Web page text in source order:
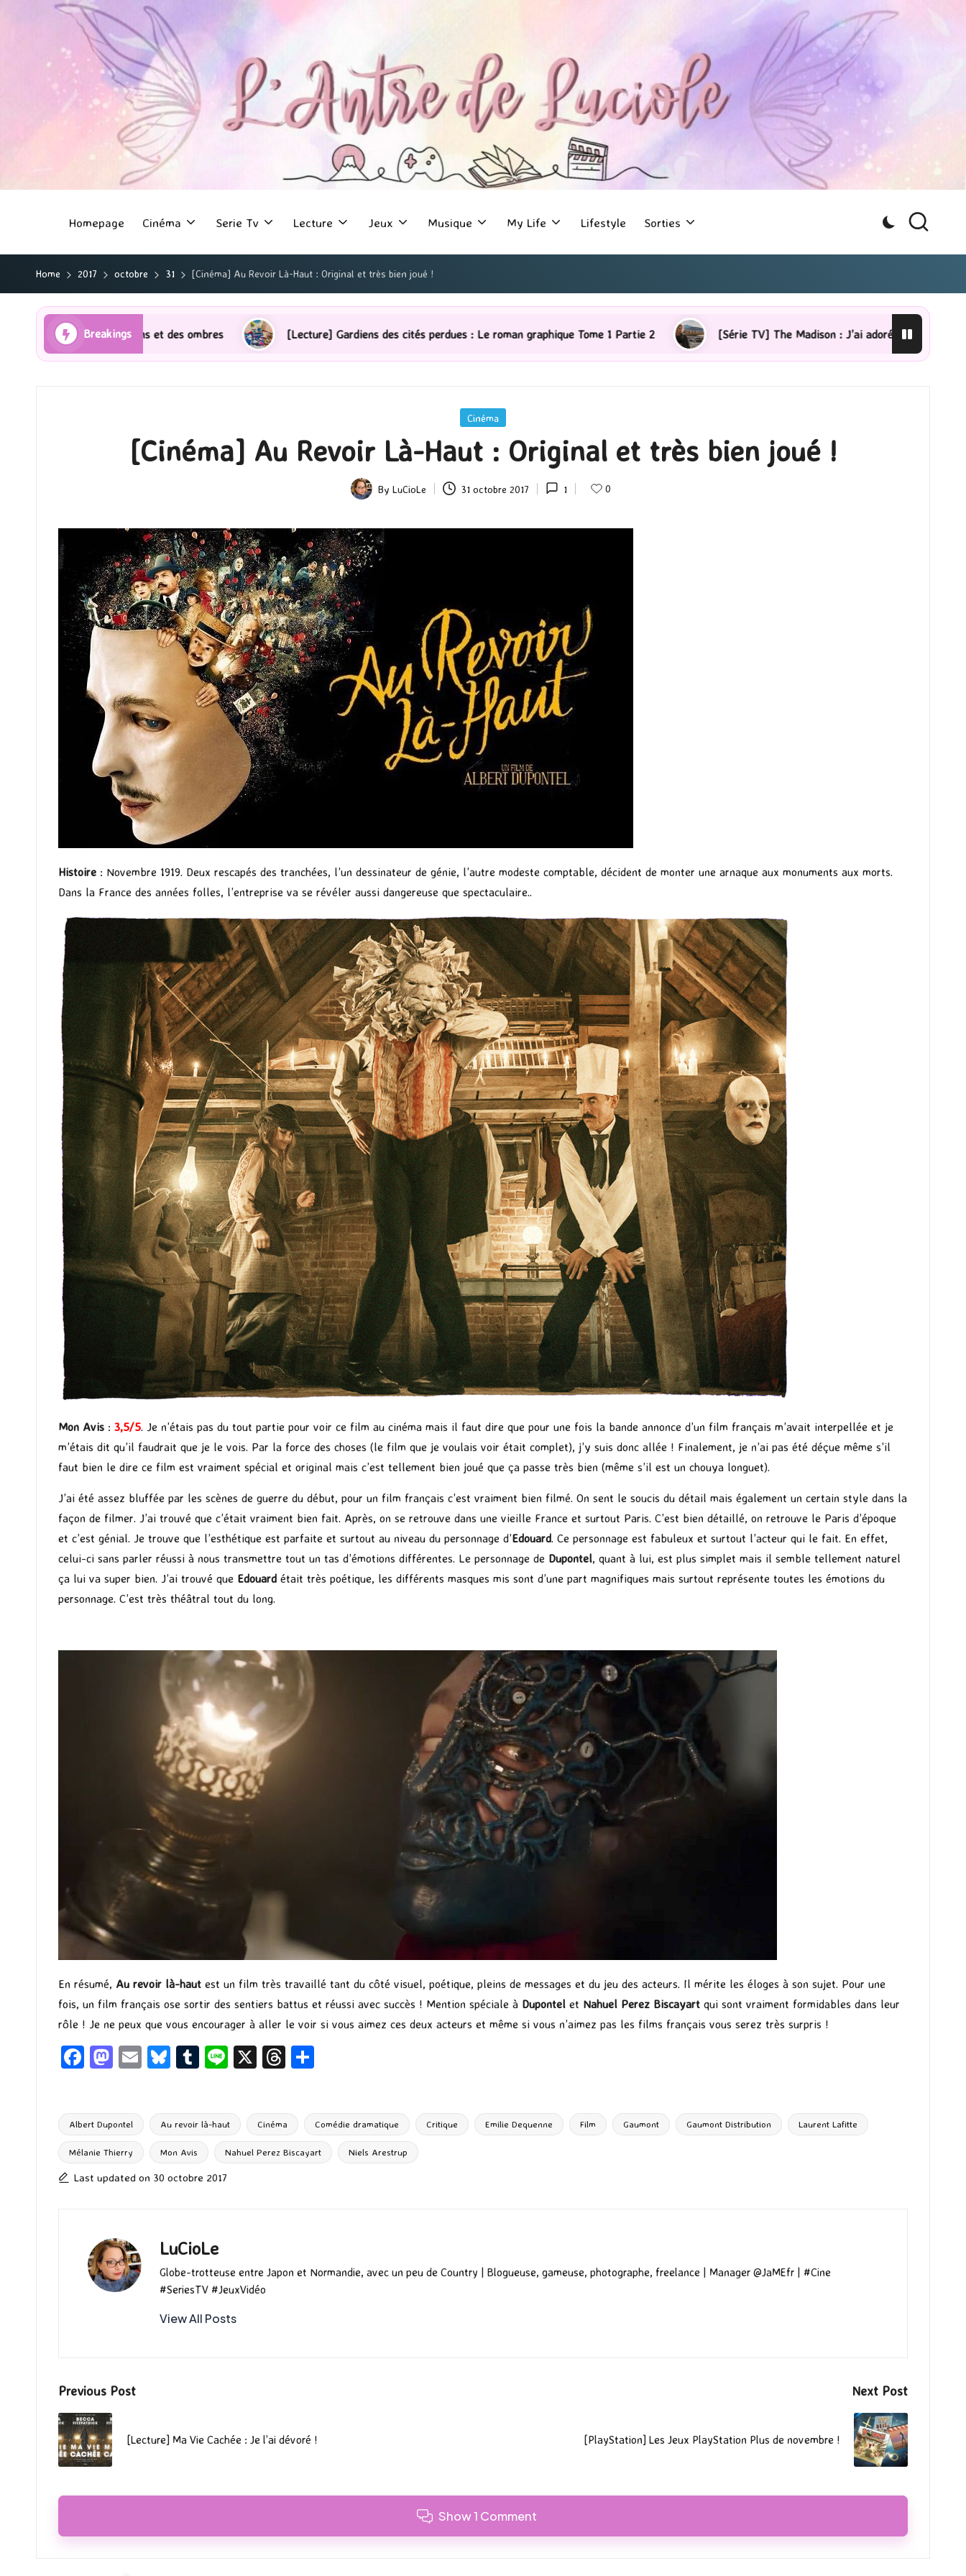
Homepage Cinéma Serie Tv Lecture Jeux Musique My Life Lifestyle Sorties
Home 2017 octobre 31 [Cinéma] Au Revoir Là-Haut : Original et très bien joué !
Breakings
et des ombres [Lecture] Gardiens des cités perdues : Le roman graphique Tome 1 Partie 2 [Série TV] The Madison : J’ai adoré ! [Lecture] La femme de
Posted
Cinéma
[Cinéma] Au Revoir Là-Haut : Original et très bien joué !
Posted
By LuCioLe 31 octobre 2017 1 0
Histoire : Novembre 1919. Deux rescapés des tranchées, l’un dessinateur de génie, l’autre modeste comptable, décident de monter une arnaque aux monuments aux morts.
Dans la France des années folles, l’entreprise va se révéler aussi dangereuse que spectaculaire..
Mon Avis : 3,5/5. Je n’étais pas du tout partie pour voir ce film au cinéma mais il faut dire que pour une fois la bande annonce d’un film français m’avait interpellée et je
m’étais dit qu’il faudrait que je le vois. Par la force des choses (le film que je voulais voir était complet), j’y suis donc allée ! Finalement, je n’ai pas été déçue même s’il
faut bien le dire ce film est vraiment spécial et original mais c’est tellement bien joué que ça passe très bien (même s’il est un chouya longuet).
J’ai été assez bluffée par les scènes de guerre du début, pour un film français c’est vraiment bien filmé. On sent le soucis du détail mais également un certain style dans la
façon de filmer. J’ai trouvé que c’était vraiment bien fait. Après, on se retrouve dans une vieille France et surtout Paris. C’est bien détaillé, on retrouve le Paris d’époque
et c’est génial. Je trouve que l’esthétique est parfaite et surtout au niveau du personnage d’Edouard. Ce personnage est fabuleux et surtout l’acteur qui le fait. En effet,
celui-ci sans parler réussi à nous transmettre tout un tas d’émotions différentes. Le personnage de Dupontel, quant à lui, est plus simplet mais il semble tellement naturel
ça lui va super bien. J’ai trouvé que Edouard était très poétique, les différents masques mis sont d’une part magnifiques mais surtout représente toutes les émotions du
personnage. C’est très théâtral tout du long.
En résumé, Au revoir là-haut est un film très travaillé tant du côté visuel, poétique, pleins de messages et du jeu des acteurs. Il mérite les éloges à son sujet. Pour une
fois, un film français ose sortir des sentiers battus et réussi avec succès ! Mention spéciale à Dupontel et Nahuel Perez Biscayart qui sont vraiment formidables dans leur
rôle ! Je ne peux que vous encourager à aller le voir si vous aimez ces deux acteurs et même si vous n’aimez pas les films français vous serez très surpris !
Fa
o
o
k
M
d
o
n
E
l
Bl
ky
T
bl
r
Li X
T
ds g
er
Tags:
Albert Dupontel Au revoir là-haut Cinéma Comédie dramatique Critique Emilie Dequenne Film Gaumont Gaumont Distribution Laurent Lafitte
Mélanie Thierry Mon Avis Nahuel Perez Biscayart Niels Arestrup
Last updated on 30 octobre 2017
LuCioLe
Globe-trotteuse entre Japon et Normandie, avec un peu de Country | Blogueuse, gameuse, photographe, freelance | Manager @JaMEfr | #Cine
#SeriesTV #JeuxVidéo
View All Posts
Post
navigation
Previous Post
[Lecture] Ma Vie Cachée : Je l’ai dévoré !
Next Post
[PlayStation] Les Jeux PlayStation Plus de novembre !
Show 1 Comment